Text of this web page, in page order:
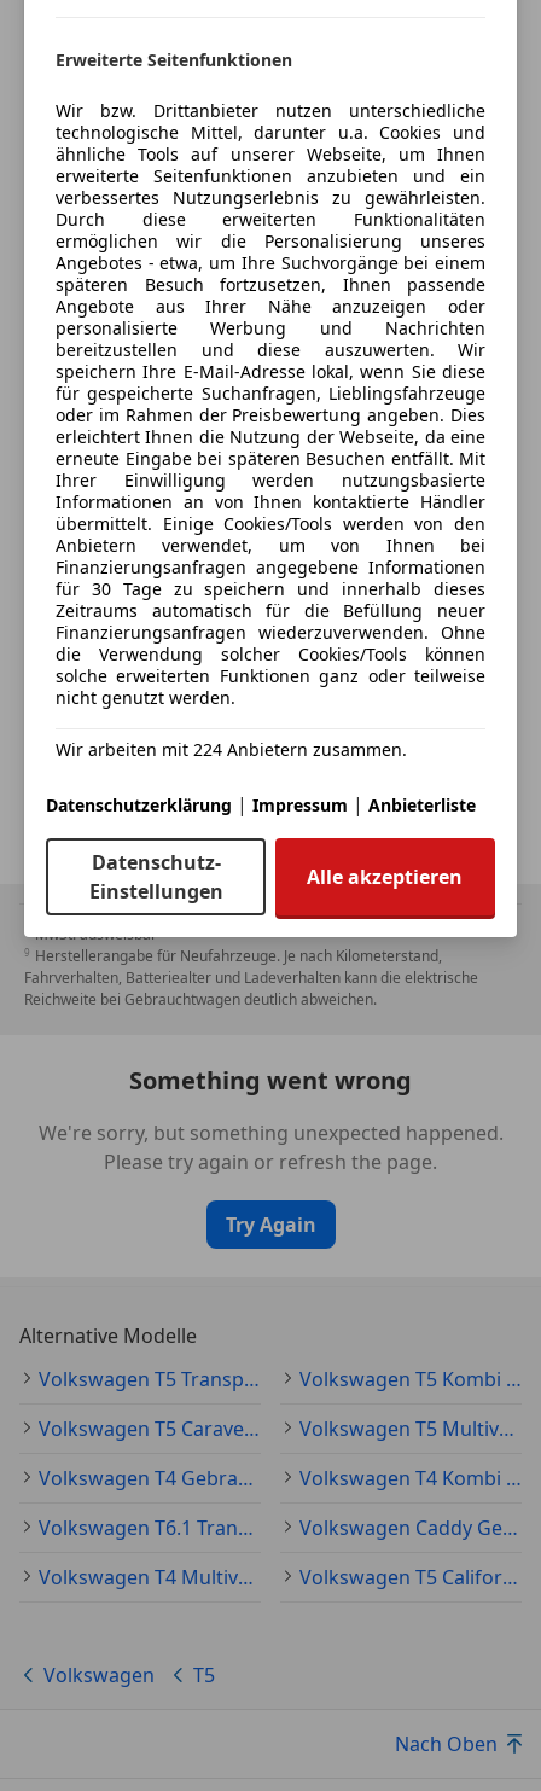
3 ähnliche Fahrzeuge gefunden
Ich erlaube den Händlern dieser
Fahrzeuge mich zu kontaktieren.
Dein Name
Deine E-Mail
Deine Telefonnummer (optional)
Ich möchte auf meine Interessen zugeschnittene Angebote und
Neuigkeiten der AutoScout24 GmbH per E-Mail erhalten. Ich
kann diese
Einwilligungjederzeit mit Wirkung für die Zukunft
widerrufen.
Datenschutzbestimmungen
, z.B. für Fahrzeug-Empfehlungen ähnlich
Deiner Suche. Wenn Du keine weiteren Fahrzeug-Empfehlungen mehr
MwSt. ausweisbar
Herstellerangabe für Neufahrzeuge. Je nach Kilometerstand,
Fahrverhalten, Batteriealter und Ladeverhalten kann die elektrische
Reichweite bei Gebrauchtwagen deutlich abweichen.
Something went wrong
We're sorry, but something unexpected happened.
Please try again or refresh the page.
Try Again
Alternative Modelle
Volkswagen T5 Transporter Gebraucht
Volkswagen T5 Kombi Gebraucht
Volkswagen T5 Caravelle Gebraucht
Volkswagen T5 Multivan Gebraucht
Volkswagen T4 Gebraucht
Volkswagen T4 Kombi Gebraucht
Volkswagen T6.1 Transporter Gebraucht
Volkswagen Caddy Gebraucht
Volkswagen T4 Multivan Gebraucht
Volkswagen T5 California Gebraucht
Volkswagen T5
Nach Oben
Erweiterte Seitenfunktionen
Wir bzw. Drittanbieter nutzen unterschiedliche
technologische Mittel, darunter u.a. Cookies und
ähnliche Tools auf unserer Webseite, um Ihnen
erweiterte Seitenfunktionen anzubieten und ein
verbessertes Nutzungserlebnis zu gewährleisten.
Durch diese erweiterten Funktionalitäten
ermöglichen wir die Personalisierung unseres
Angebotes - etwa, um Ihre Suchvorgänge bei einem
späteren Besuch fortzusetzen, Ihnen passende
Angebote aus Ihrer Nähe anzuzeigen oder
personalisierte Werbung und Nachrichten
bereitzustellen und diese auszuwerten. Wir
speichern Ihre E-Mail-Adresse lokal, wenn Sie diese
für gespeicherte Suchanfragen, Lieblingsfahrzeuge
oder im Rahmen der Preisbewertung angeben. Dies
erleichtert Ihnen die Nutzung der Webseite, da eine
erneute Eingabe bei späteren Besuchen entfällt. Mit
Ihrer Einwilligung werden nutzungsbasierte
Informationen an von Ihnen kontaktierte Händler
übermittelt. Einige Cookies/Tools werden von den
Anbietern verwendet, um von Ihnen bei
Finanzierungsanfragen angegebene Informationen
für 30 Tage zu speichern und innerhalb dieses
Zeitraums automatisch für die Befüllung neuer
Finanzierungsanfragen wiederzuverwenden. Ohne
die Verwendung solcher Cookies/Tools können
solche erweiterten Funktionen ganz oder teilweise
nicht genutzt werden.
Wir arbeiten mit 224 Anbietern zusammen.
Datenschutzerklärung | Impressum | Anbieterliste
Datenschutz-
Einstellungen
Alle akzeptieren